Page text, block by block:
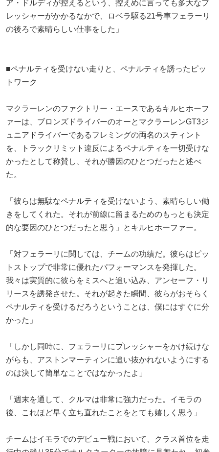
ア・ドルディが控えるという、控えめに言っても多大なプ
レッシャーがかかるなかで、ロベラ駆る21号車フェラーリ
の後ろで素晴らしい仕事をした」
■ペナルティを受けない走りと、ペナルティを誘ったピッ
トワーク
マクラーレンのファクトリー・エースであるキルヒホーフ
ァーは、ブロンズドライバーのオーとマクラーレンGT3ジ
ュニアドライバーであるフレミングの両名のスティント
を、トラックリミット違反によるペナルティを一切受けな
かったとして称賛し、それが勝因のひとつだったと述べ
た。
「彼らは無駄なペナルティを受けないよう、素晴らしい働
きをしてくれた。それが前線に留まるためのもっとも決定
的な要因のひとつだったと思う」とキルヒホーファー。
「対フェラーリに関しては、チームの功績だ。彼らはピッ
トストップで非常に優れたパフォーマンスを発揮した。
我々は実質的に彼らをミスへと追い込み、アンセーフ・リ
リースを誘発させた。それが起きた瞬間、彼らがおそらく
ペナルティを受けるだろうということは、僕にはすぐに分
かった」
「しかし同時に、フェラーリにプレッシャーをかけ続けな
がらも、アストンマーティンに追い抜かれないようにする
のは決して簡単なことではなかったよ」
「週末を通して、クルマは非常に強力だった。イモラの
後、これほど早く立ち直れたことをとても嬉しく思う」
チームはイモラでのデビュー戦において、クラス首位を走